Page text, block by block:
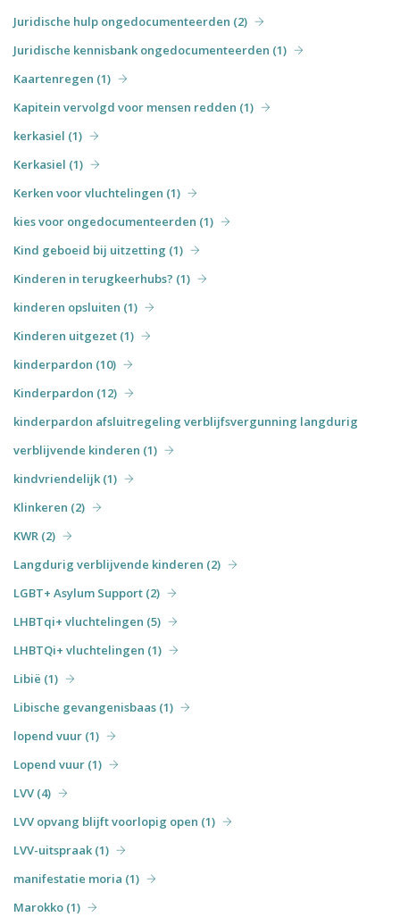
Juridische hulp ongedocumenteerden (2)
Juridische kennisbank ongedocumenteerden (1)
Kaartenregen (1)
Kapitein vervolgd voor mensen redden (1)
kerkasiel (1)
Kerkasiel (1)
Kerken voor vluchtelingen (1)
kies voor ongedocumenteerden (1)
Kind geboeid bij uitzetting (1)
Kinderen in terugkeerhubs? (1)
kinderen opsluiten (1)
Kinderen uitgezet (1)
kinderpardon (10)
Kinderpardon (12)
kinderpardon afsluitregeling verblijfsvergunning langdurig
verblijvende kinderen (1)
kindvriendelijk (1)
Klinkeren (2)
KWR (2)
Langdurig verblijvende kinderen (2)
LGBT+ Asylum Support (2)
LHBTqi+ vluchtelingen (5)
LHBTQi+ vluchtelingen (1)
Libië (1)
Libische gevangenisbaas (1)
lopend vuur (1)
Lopend vuur (1)
LVV (4)
LVV opvang blijft voorlopig open (1)
LVV-uitspraak (1)
manifestatie moria (1)
Marokko (1)